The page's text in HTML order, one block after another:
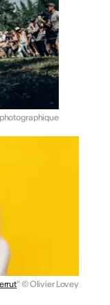
" © Olivier Lovey